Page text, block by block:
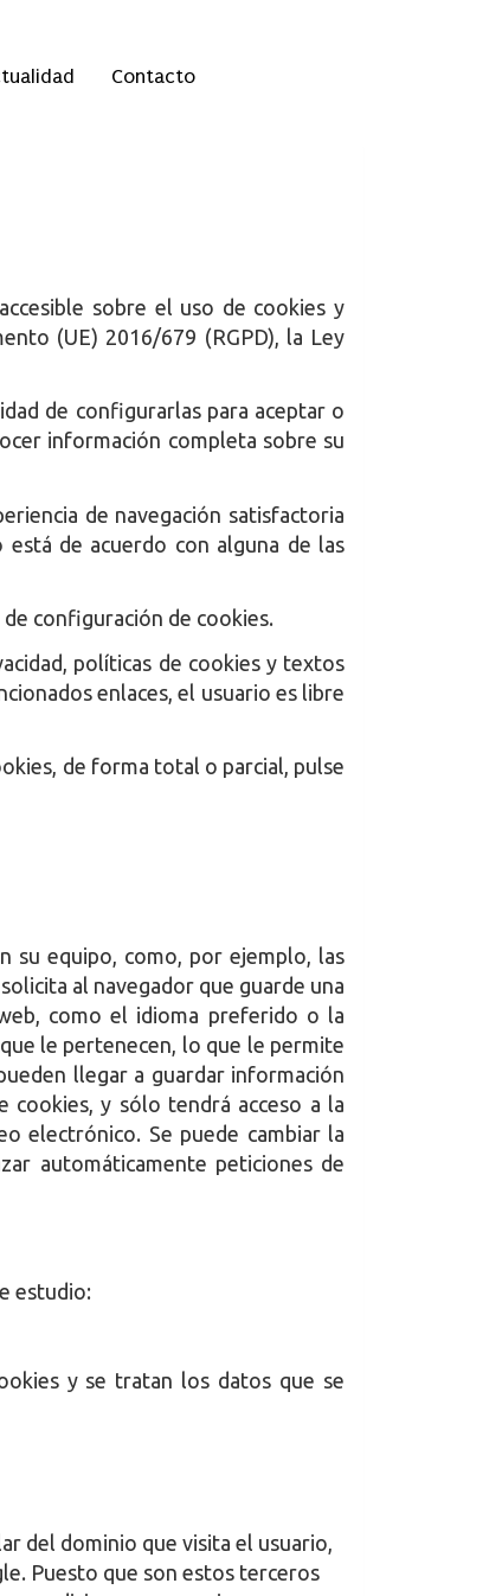
Contacto
sobre el uso de cookies y
(UE) 2016/679 (RGPD), la Ley
de configurarlas para aceptar o
información completa sobre su
de navegación satisfactoria
está de acuerdo con alguna de las
configuración de cookies.
políticas de cookies y textos
enlaces, el usuario es libre
de forma total o parcial, pulse
su equipo, como, por ejemplo, las
al navegador que guarde una
como el idioma preferido o la
le pertenecen, lo que le permite
llegar a guardar información
y sólo tendrá acceso a la
electrónico. Se puede cambiar la
automáticamente peticiones de
estudio:
y se tratan los datos que se
del dominio que visita el usuario,
Puesto que son estos terceros